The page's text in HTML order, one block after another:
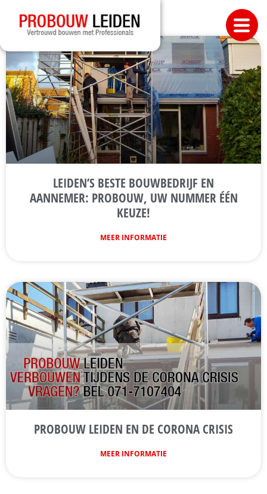
LEIDEN’S BESTE BOUWBEDRIJF EN
AANNEMER: PROBOUW, UW NUMMER ÉÉN
KEUZE!
MEER INFORMATIE
PROBOUW LEIDEN EN DE CORONA CRISIS
MEER INFORMATIE